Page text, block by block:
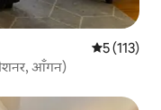
औसत रेटिंग 5
5 (113)
आँगन)